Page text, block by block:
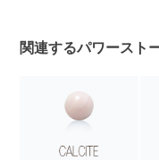
関連するパワースト